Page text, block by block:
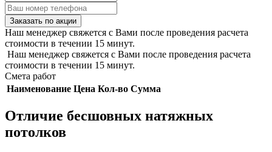
Заказать по акции
Наш менеджер свяжется с Вами после проведения расчета
стоимости в течении 15 минут.
Наш менеджер свяжется с Вами после проведения расчета
стоимости в течении 15 минут.
Смета работ
Наименование Цена Кол-во Сумма
Отличие бесшовных натяжных
потолков